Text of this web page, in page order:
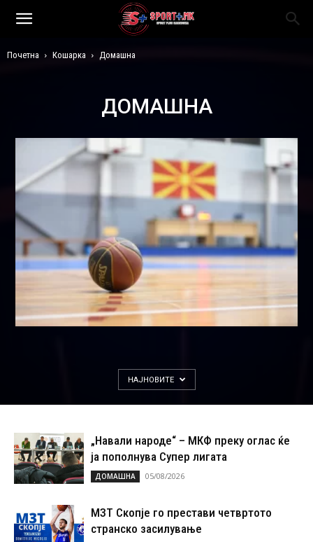
Почетна Кошарка Домашна
ДОМАШНА
НАЈНОВИТЕ
„Навали народе“ – МКФ преку оглас ќе
ја пополнува Супер лигата
ДОМАШНА 05/08/2026
МЗТ Скопје го престави четвртото
странско засилување